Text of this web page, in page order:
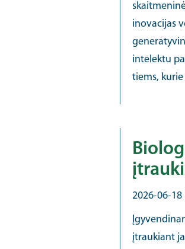
inovacijas
intelektu
tiems, kurie
2026-06-18
įtraukiant